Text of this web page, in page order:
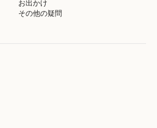
お出かけ
その他の疑問